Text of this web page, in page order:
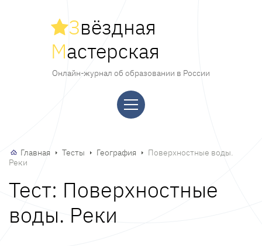
Звёздная
Мастерская
Онлайн-журнал об образовании в России
Главная Тесты География
Поверхностные воды.
Реки
Тест: Поверхностные
воды. Реки